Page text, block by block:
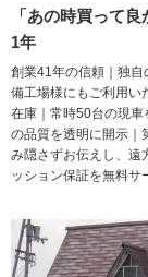
「あの時買って
1年
創業41年の信頼｜独
備工場様にもご利用い
在庫｜常時50台の現
の品質を透明に開示｜
み隠さずお伝えし、遠
ッション保証を無料